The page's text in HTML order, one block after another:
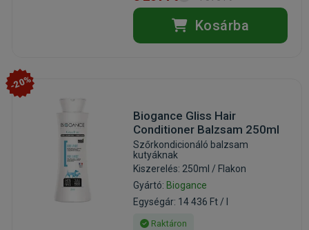
Kosárba
-20%
Biogance Gliss Hair
Conditioner Balzsam 250ml
Szőrkondicionáló balzsam
kutyáknak
Kiszerelés: 250ml / Flakon
Gyártó: Biogance
Egységár: 14 436 Ft / l
Raktáron